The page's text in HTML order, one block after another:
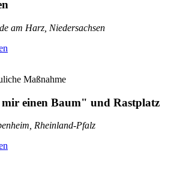
am Harz, Niedersachsen
Maßnahme
einen Baum" und Rastplatz
Rheinland-Pfalz